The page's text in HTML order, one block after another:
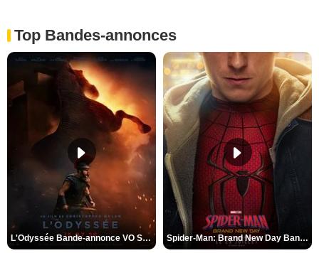
Top Bandes-annonces
L'Odyssée Bande-annonce VO STFR Spider-Man: Brand New Day Bande-annonce VO STFR